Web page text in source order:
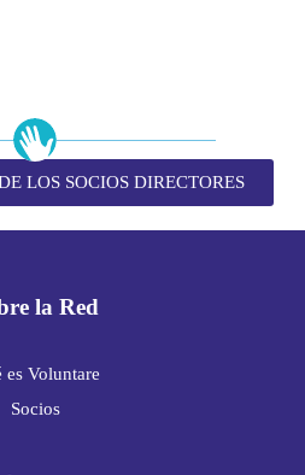
LOS SOCIOS DIRECTORES
la Red
es Voluntare
Socios